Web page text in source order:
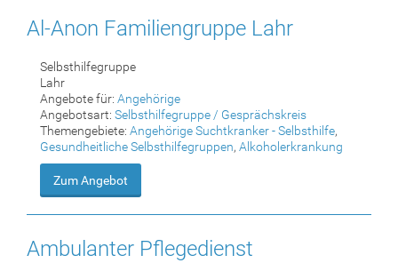
Al-Anon Familiengruppe Lahr
Selbsthilfegruppe
Lahr
Angebote für: Angehörige
Angebotsart: Selbsthilfegruppe / Gesprächskreis
Themengebiete: Angehörige Suchtkranker - Selbsthilfe,
Gesundheitliche Selbsthilfegruppen, Alkoholerkrankung
Zum Angebot
Ambulanter Pflegedienst